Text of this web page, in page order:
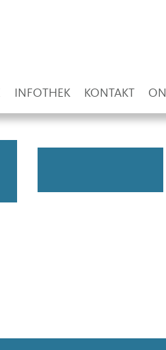
INFOTHEK KONTAKT